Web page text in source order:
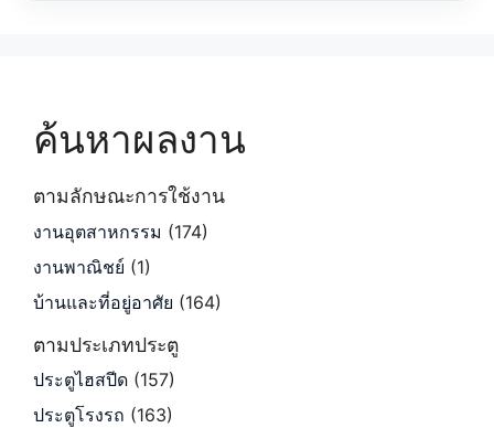
ค้นหาผลงาน
ตามลักษณะการใช้งาน
งานอุตสาหกรรม (174)
งานพาณิชย์ (1)
บ้านและที่อยู่อาศัย (164)
ตามประเภทประตู
ประตูไฮสปีด (157)
ประตูโรงรถ (163)